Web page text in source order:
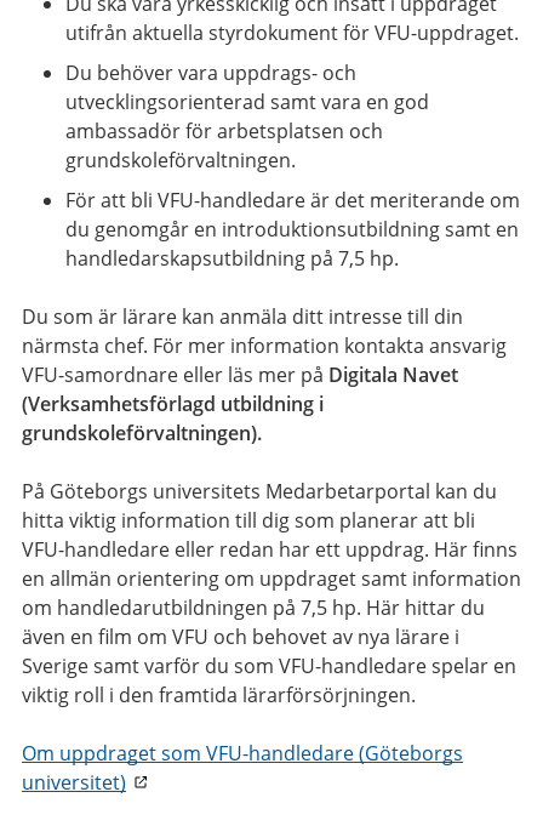
utifrån aktuella styrdokument för VFU-uppdraget.
Du behöver vara uppdrags- och
utvecklingsorienterad samt vara en god
ambassadör för arbetsplatsen och
grundskoleförvaltningen.
För att bli VFU-handledare är det meriterande om
du genomgår en introduktionsutbildning samt en
handledarskapsutbildning på 7,5 hp.
Du som är lärare kan anmäla ditt intresse till din
närmsta chef. För mer information kontakta ansvarig
VFU-samordnare eller läs mer på Digitala Navet
(Verksamhetsförlagd utbildning i
grundskoleförvaltningen).
På Göteborgs universitets Medarbetarportal kan du
hitta viktig information till dig som planerar att bli
VFU-handledare eller redan har ett uppdrag. Här finns
en allmän orientering om uppdraget samt information
om handledarutbildningen på 7,5 hp. Här hittar du
även en film om VFU och behovet av nya lärare i
Sverige samt varför du som VFU-handledare spelar en
viktig roll i den framtida lärarförsörjningen.
Om uppdraget som VFU-handledare (Göteborgs
universitet)